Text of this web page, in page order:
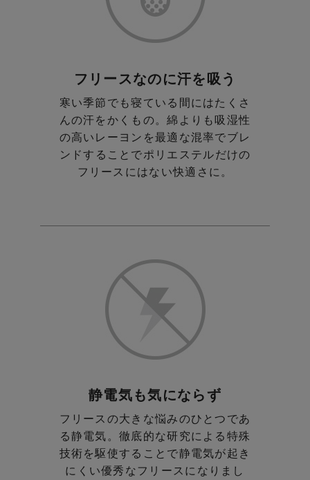
フリースなのに汗を吸う
寒い季節でも寝ている間にはたくさ
んの汗をかくもの。綿よりも吸湿性
の高いレーヨンを最適な混率でブレ
ンドすることでポリエステルだけの
フリースにはない快適さに。
静電気も気にならず
フリースの大きな悩みのひとつであ
る静電気。徹底的な研究による特殊
技術を駆使することで静電気が起き
にくい優秀なフリースになりまし